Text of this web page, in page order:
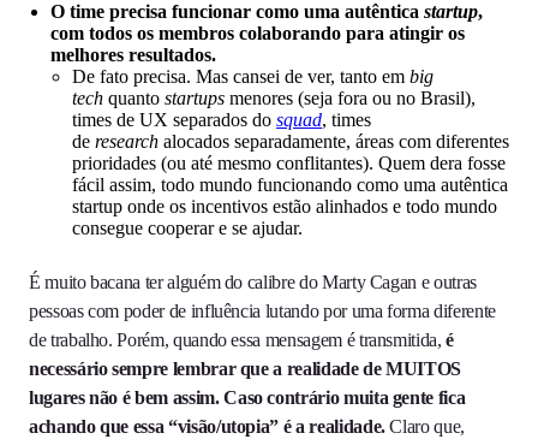
O time precisa funcionar como uma autêntica startup,
com todos os membros colaborando para atingir os
melhores resultados.
De fato precisa. Mas cansei de ver, tanto em big
tech quanto startups menores (seja fora ou no Brasil),
times de UX separados do squad, times
de research alocados separadamente, áreas com diferentes
prioridades (ou até mesmo conflitantes). Quem dera fosse
fácil assim, todo mundo funcionando como uma autêntica
startup onde os incentivos estão alinhados e todo mundo
consegue cooperar e se ajudar.
É muito bacana ter alguém do calibre do Marty Cagan e outras
pessoas com poder de influência lutando por uma forma diferente
de trabalho. Porém, quando essa mensagem é transmitida,é
necessário sempre lembrar que a realidade de MUITOS
lugares não é bem assim. Caso contrário muita gente fica
achando que essa “visão/utopia” é a realidade.Claro que,